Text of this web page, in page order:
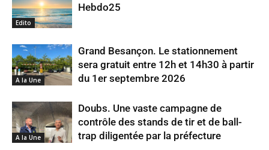
Edito
Hebdo25
A la Une
Grand Besançon. Le stationnement
sera gratuit entre 12h et 14h30 à partir
du 1er septembre 2026
A la Une
Doubs. Une vaste campagne de
contrôle des stands de tir et de ball-
trap diligentée par la préfecture